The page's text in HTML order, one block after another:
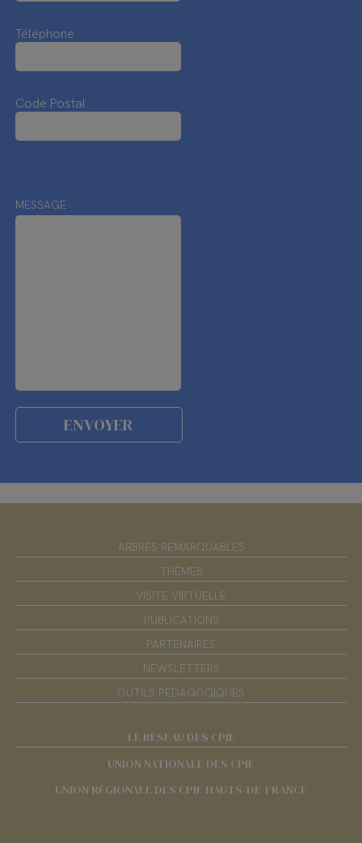
Téléphone
Code Postal
MESSAGE
ARBRES REMARQUABLES
THÈMES
VISITE VIRTUELLE
PUBLICATIONS
PARTENAIRES
NEWSLETTERS
OUTILS PÉDAGOGIQUES
LE RÉSEAU DES CPIE
UNION NATIONALE DES CPIE
UNION RÉGIONALE DES CPIE HAUTS-DE-FRANCE